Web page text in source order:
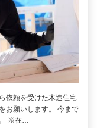
依頼を受けた木造住宅
お願いします。 今まで
。 ※在…